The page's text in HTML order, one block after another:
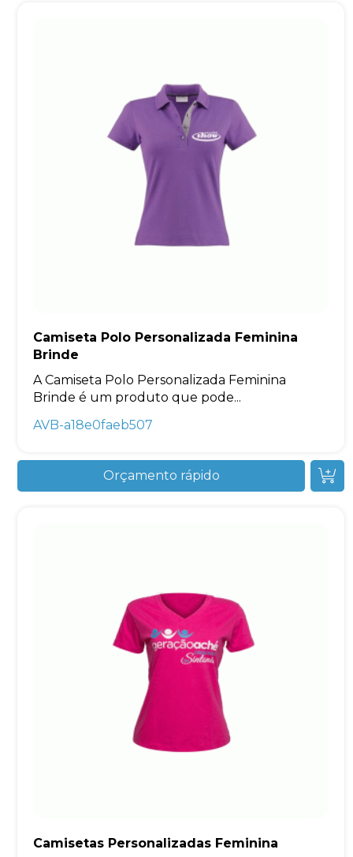
Camiseta Polo Personalizada Feminina
Brinde
A Camiseta Polo Personalizada Feminina
Brinde é um produto que pode...
AVB-a18e0faeb507
Orçamento rápido
Camisetas Personalizadas Feminina